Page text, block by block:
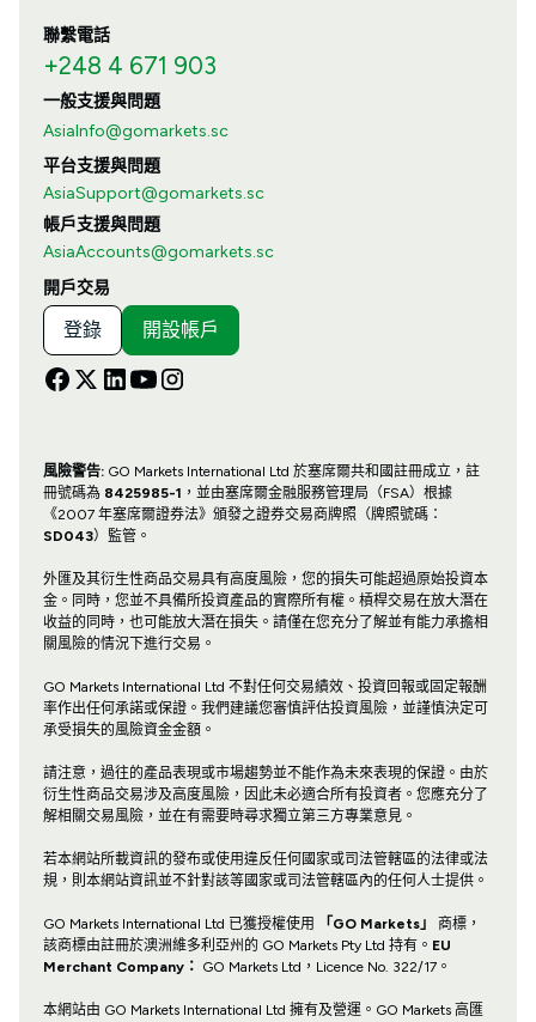
聯繫電話
+248 4 671 903
一般支援與問題
AsiaInfo@gomarkets.sc
平台支援與問題
AsiaSupport@gomarkets.sc
帳戶支援與問題
AsiaAccounts@gomarkets.sc
開戶交易
登錄 開設帳戶
風險警告:GO Markets International Ltd 於塞席爾共和國註冊成立，註
冊號碼為 8425985-1 ，並由塞席爾金融服務管理局（FSA）根據
《2007 年塞席爾證券法》頒發之證券交易商牌照（牌照號碼：
SD043）監管。
外匯及其衍生性商品交易具有高度風險，您的損失可能超過原始投資本
金。同時，您並不具備所投資產品的實際所有權。槓桿交易在放大潛在
收益的同時，也可能放大潛在損失。請僅在您充分了解並有能力承擔相
關風險的情況下進行交易。
GO Markets International Ltd 不對任何交易績效、投資回報或固定報酬
率作出任何承諾或保證。我們建議您審慎評估投資風險，並謹慎決定可
承受損失的風險資金金額。
請注意，過往的產品表現或市場趨勢並不能作為未來表現的保證。由於
衍生性商品交易涉及高度風險，因此未必適合所有投資者。您應充分了
解相關交易風險，並在有需要時尋求獨立第三方專業意見。
若本網站所載資訊的發布或使用違反任何國家或司法管轄區的法律或法
規，則本網站資訊並不針對該等國家或司法管轄區內的任何人士提供。
GO Markets International Ltd 已獲授權使用 「GO Markets」
商標，
該商標由註冊於澳洲維多利亞州的 GO Markets Pty Ltd 持有。 EU
Merchant Company： GO Markets Ltd，Licence No. 322/17。
本網站由 GO Markets International Ltd 擁有及營運。GO Markets 高匯